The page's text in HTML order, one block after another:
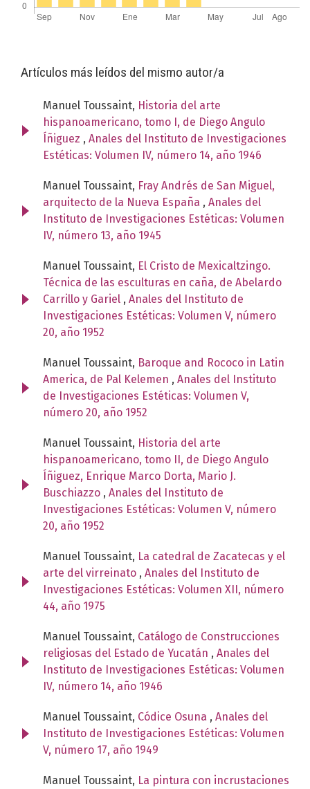
Artículos más leídos del mismo autor/a
Manuel Toussaint, Historia del arte
hispanoamericano, tomo I, de Diego Angulo
Íñiguez , Anales del Instituto de Investigaciones
Estéticas: Volumen IV, número 14, año 1946
Manuel Toussaint, Fray Andrés de San Miguel,
arquitecto de la Nueva España , Anales del
Instituto de Investigaciones Estéticas: Volumen
IV, número 13, año 1945
Manuel Toussaint, El Cristo de Mexicaltzingo.
Técnica de las esculturas en caña, de Abelardo
Carrillo y Gariel , Anales del Instituto de
Investigaciones Estéticas: Volumen V, número
20, año 1952
Manuel Toussaint, Baroque and Rococo in Latin
America, de Pal Kelemen , Anales del Instituto
de Investigaciones Estéticas: Volumen V,
número 20, año 1952
Manuel Toussaint, Historia del arte
hispanoamericano, tomo II, de Diego Angulo
Íñiguez, Enrique Marco Dorta, Mario J.
Buschiazzo , Anales del Instituto de
Investigaciones Estéticas: Volumen V, número
20, año 1952
Manuel Toussaint, La catedral de Zacatecas y el
arte del virreinato , Anales del Instituto de
Investigaciones Estéticas: Volumen XII, número
44, año 1975
Manuel Toussaint, Catálogo de Construcciones
religiosas del Estado de Yucatán , Anales del
Instituto de Investigaciones Estéticas: Volumen
IV, número 14, año 1946
Manuel Toussaint, Códice Osuna , Anales del
Instituto de Investigaciones Estéticas: Volumen
V, número 17, año 1949
Manuel Toussaint, La pintura con incrustaciones